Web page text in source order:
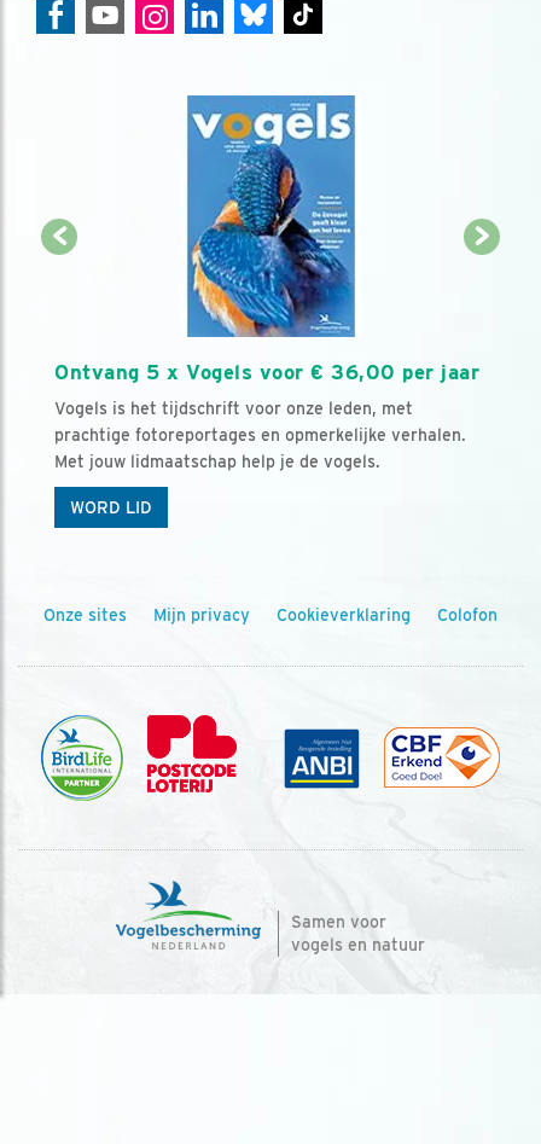
Ontvang 5 x Vogels voor € 36,00 per jaar
Vogels is het tijdschrift voor onze leden, met
prachtige fotoreportages en opmerkelijke verhalen.
Met jouw lidmaatschap help je de vogels.
WORD LID
Onze sites Mijn privacy Cookieverklaring Colofon
Samen voor
vogels en natuur